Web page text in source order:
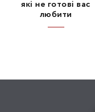
які не готові вас
любити